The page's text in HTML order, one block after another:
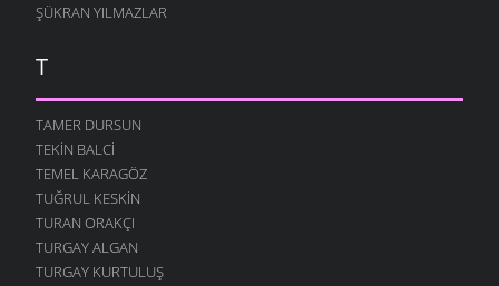
ŞÜKRAN YILMAZLAR
T
TAMER DURSUN
TEKIN BALCI
TEMEL KARAGÖZ
TUĞRUL KESKIN
TURAN ORAKÇI
TURGAY ALGAN
TURGAY KURTULUŞ